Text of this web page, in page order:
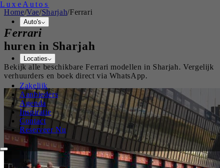
Luxe Autos
Auto's
Locaties
Zakelijk
Aanbieders
Agenda
Inspiratie
Contact
Reserveer Nu
Home/Vae/Sharjah/Ferrari
Ferrari
huren in Sharjah
Bekijk alle beschikbareFerrari modellen in Sharjah. Vergelijk
verhuurders en boek direct via WhatsApp.